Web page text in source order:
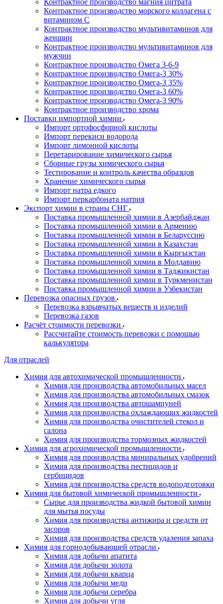
Контрактное производство магния цитрата
Контрактное производство морского коллагена с
витамином С
Контрактное производство мультивитаминов для
женщин
Контрактное производство мультивитаминов для
мужчин
Контрактное производство Омега 3-6-9
Контрактное производство Омега-3 30%
Контрактное производство Омега-3 35%
Контрактное производство Омега-3 60%
Контрактное производство Омега-3 90%
Контрактное производство хрома
Поставки импортной химии
Импорт ортофосфорной кислоты
Импорт перекиси водорода
Импорт лимонной кислоты
Перетарирование химического сырья
Сборные грузы химического сырья
Тестирование и контроль качества образцов
Хранение химического сырья
Импорт натра едкого
Импорт перкарбоната натрия
Экспорт химии в страны СНГ
Поставка промышленной химии в Азербайджан
Поставка промышленной химии в Армению
Поставка промышленной химии в Беларуссию
Поставка промышленной химии в Казахстан
Поставка промышленной химии в Кыргызстан
Поставка промышленной химии в Молдавию
Поставка промышленной химии в Таджикистан
Поставка промышленной химии в Туркменистан
Поставка промышленной химии в Узбекистан
Перевозка опасных грузов
Перевозка взрывчатых веществ и изделий
Перевозка газов
Расчёт стоимости перевозки
Рассчитайте стоимость перевозки с помощью
калькулятора
Для отраслей
Химия для автохимической промышленности
Химия для производства автомобильных масел
Химия для производства автомобильных смазок
Химия для производства автошампуней
Химия для производства охлаждающих жидкостей
Химия для производства очистителей стекол и
салона
Химия для производства тормозных жидкостей
Химия для агрохимической промышленности
Химия для производства миниральных удобрений
Химия для производства пестицидов и
гербицидов
Химия для производства средств водоподготовки
Химия для бытовой химической промышленности
Сырье для производства жидкой бытовой химии
для мытья посуды
Химия для производства антижира и средств от
засоров
Химия для производства средств удаления запаха
Химия для горнодобывающей отрасли
Химия для добычи апатита
Химия для добычи золота
Химия для добычи кварца
Химия для добычи меди
Химия для добычи серебра
Химия для добычи угля